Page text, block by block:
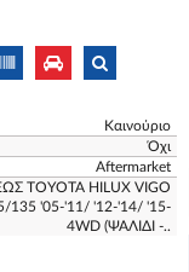
Καινούριο
Όχι
Aftermarket
TOYOTA HILUX VIGO
135 '05-'11/ '12-'14/ '15-
4WD (ΨΑΛΙΔΙ -..